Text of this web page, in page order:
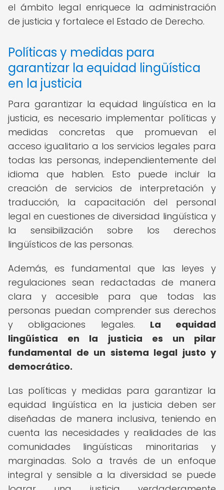
el ámbito legal enriquece la administración
de justicia y fortalece el Estado de Derecho.
Políticas y medidas para
garantizar la equidad lingüística
en la justicia
Para garantizar la equidad lingüística en la
justicia, es necesario implementar políticas y
medidas concretas que promuevan el
acceso igualitario a los servicios legales para
todas las personas, independientemente del
idioma que hablen. Esto puede incluir la
creación de servicios de interpretación y
traducción, la capacitación del personal
legal en cuestiones de diversidad lingüística y
la sensibilización sobre los derechos
lingüísticos de las personas.
Además, es fundamental que las leyes y
regulaciones sean redactadas de manera
clara y accesible para que todas las
personas puedan comprender sus derechos
y obligaciones legales. La equidad
lingüística en la justicia es un pilar
fundamental de un sistema legal justo y
democrático.
Las políticas y medidas para garantizar la
equidad lingüística en la justicia deben ser
diseñadas de manera inclusiva, teniendo en
cuenta las necesidades y realidades de las
comunidades lingüísticas minoritarias y
marginadas. Solo a través de un enfoque
integral y sensible a la diversidad se puede